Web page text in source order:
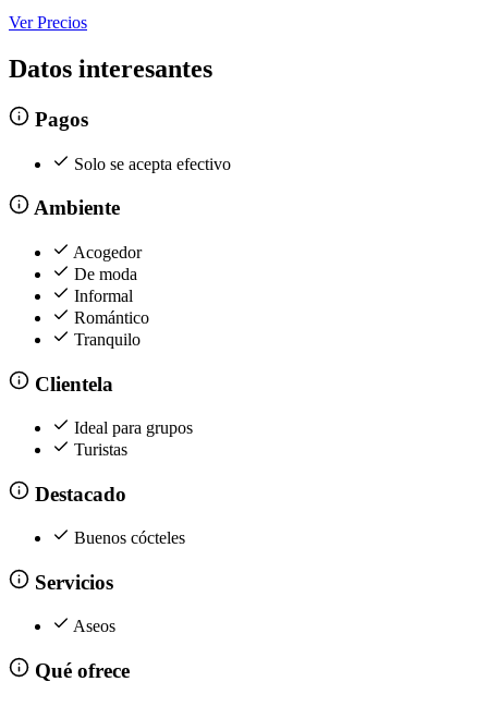
Ver Precios
Datos interesantes
Pagos
Solo se acepta efectivo
Ambiente
Acogedor
De moda
Informal
Romántico
Tranquilo
Clientela
Ideal para grupos
Turistas
Destacado
Buenos cócteles
Servicios
Aseos
Qué ofrece